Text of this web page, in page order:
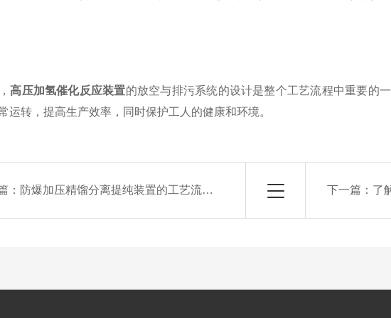
高压加氢催化反应装置的放空与排污系统的设计是整个工艺流程中重要的
运转，提高生产效率，同时保护工人的健康和环境。
： 防爆加压精馏分离提纯装置的工艺流程与控制 下一篇： 了解